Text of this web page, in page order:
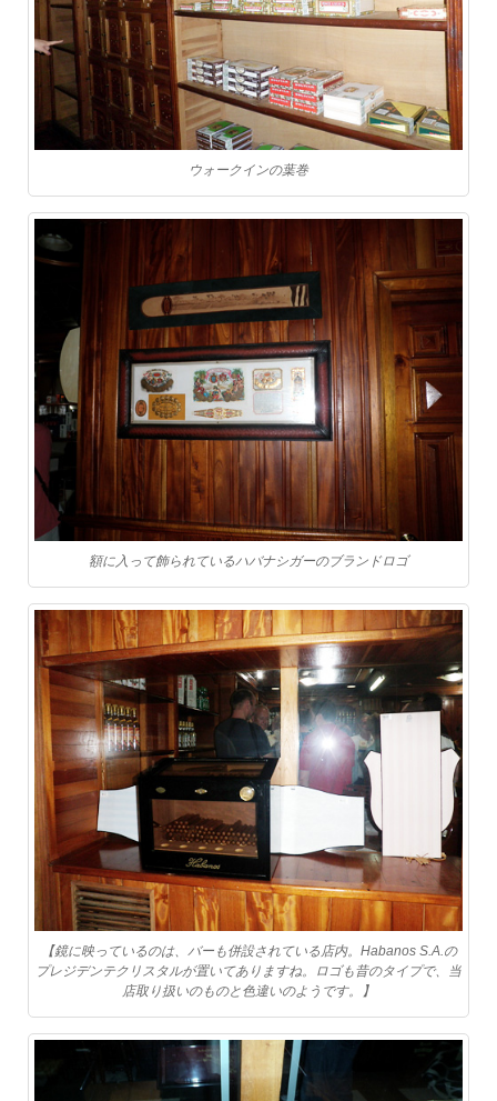
ウォークインの葉巻
額に入って飾られているハバナシガーのブランドロゴ
【鏡に映っているのは、バーも併設されている店内。Habanos S.A.の
プレジデンテクリスタルが置いてありますね。ロゴも昔のタイプで、当
店取り扱いのものと色違いのようです。】